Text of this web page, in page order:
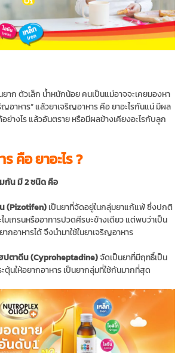
ยาก ตัวเล็ก น้ำหนักน้อย คนเป็นแม่อาจจะเคยมองหา
ญอาหาร” แล้วยาเจริญอาหาร คือ ยาอะไรกันแน่ มีผล
ย่างไร แล้วอันตราย หรือมีผลข้างเคียงอะไรกับลูก
คือ ยาอะไร ?
กัน มี 2 ชนิด คือ
น (Pizotifen)เป็นยาที่จัดอยู่ในกลุ่มยาแก้แพ้ ซึ่งปกติ
มเกรนหรืออาการปวดศีรษะข้างเดียว แต่พบว่าเป็น
กอาหารได้ จึงนำมาใช้ในยาเจริญอาหาร
ฮปตาดีน (Cyproheptadine)จัดเป็นยาที่มีฤทธิ์เป็น
นให้อยากอาหาร เป็นยากลุ่มที่ใช้กันมากที่สุด